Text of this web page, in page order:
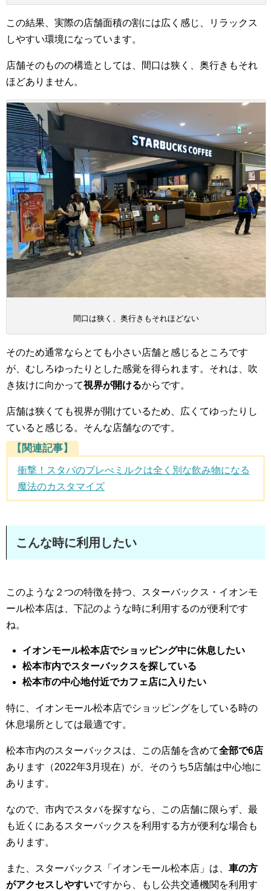
この結果、実際の店舗面積の割には広く感じ、リラックス
しやすい環境になっています。
店舗そのものの構造としては、間口は狭く、奥行きもそれ
ほどありません。
間口は狭く、奥行きもそれほどない
そのため通常ならとても小さい店舗と感じるところです
が、むしろゆったりとした感覚を得られます。それは、吹
き抜けに向かって視界が開けるからです。
店舗は狭くても視界が開けているため、広くてゆったりし
ていると感じる。そんな店舗なのです。
【関連記事】
衝撃！スタバのブレべミルクは全く別な飲み物になる
魔法のカスタマイズ
こんな時に利用したい
このような２つの特徴を持つ、スターバックス・イオンモ
ール松本店は、下記のような時に利用するのが便利です
ね。
イオンモール松本店でショッピング中に休息したい
松本市内でスターバックスを探している
松本市の中心地付近でカフェ店に入りたい
特に、イオンモール松本店でショッピングをしている時の
休息場所としては最適です。
松本市内のスターバックスは、この店舗を含めて全部で6店
あります（2022年3月現在）が、そのうち5店舗は中心地に
あります。
なので、市内でスタバを探すなら、この店舗に限らず、最
も近くにあるスターバックスを利用する方が便利な場合も
あります。
また、スターバックス「イオンモール松本店」は、 車の方
がアクセスしやすいですから、もし公共交通機関を利用す